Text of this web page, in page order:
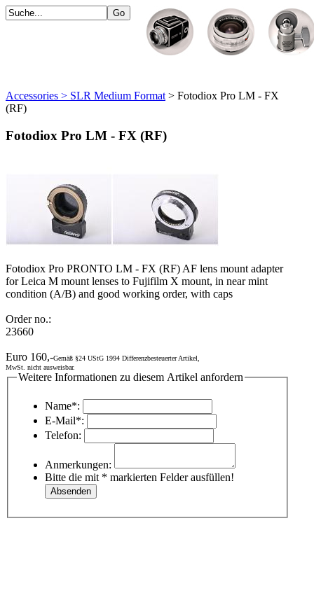
Accessories > SLR Medium Format > Fotodiox Pro LM - FX
(RF)
Fotodiox Pro LM - FX (RF)
Fotodiox Pro PRONTO LM - FX (RF) AF lens mount adapter
for Leica M mount lenses to Fujifilm X mount, in near mint
condition (A/B) and good working order, with caps
Order no.:
23660
Euro 160,-Gemäß §24 UStG 1994 Differenzbesteuerter Artikel,
MwSt. nicht ausweisbar.
Weitere Informationen zu diesem Artikel anfordern
Name*:
E-Mail*:
Telefon:
Anmerkungen:
Bitte die mit * markierten Felder ausfüllen!